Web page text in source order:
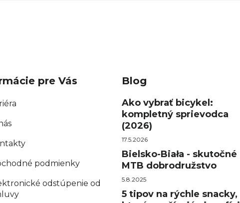
pre Vás
podmienky
odstúpenie od
Blog
Ako vybrať bicykel:
kompletný sprievodca
(2026)
17.5.2026
Bielsko-Biała - skutočné
MTB dobrodružstvo
5.8.2025
5 tipov na rýchle snacky,